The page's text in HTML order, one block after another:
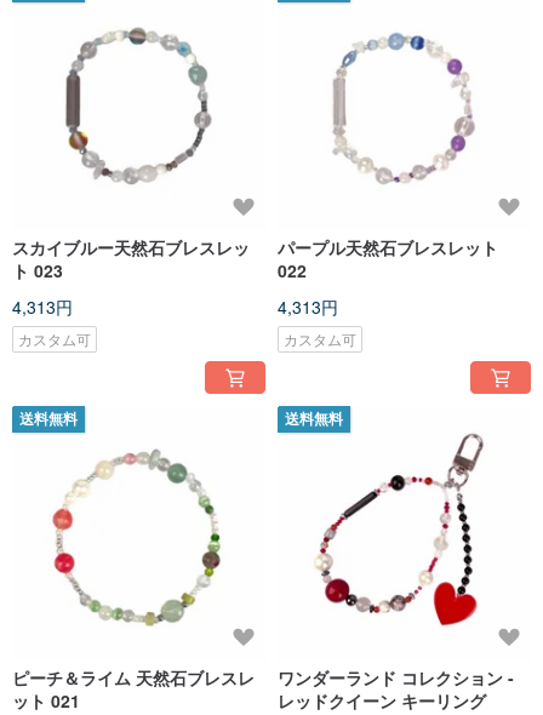
スカイブルー天然石ブレスレッ
ト 023
4,313円
カスタム可
パープル天然石ブレスレット
022
4,313円
カスタム可
送料無料
ピーチ＆ライム 天然石ブレスレ
ット 021
送料無料
ワンダーランド コレクション -
レッドクイーン キーリング